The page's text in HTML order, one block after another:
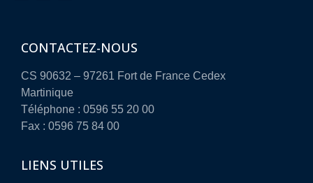
CONTACTEZ-NOUS
CS 90632 – 97261 Fort de France Cedex
Martinique
Téléphone : 0596 55 20 00
Fax : 0596 75 84 00
LIENS UTILES